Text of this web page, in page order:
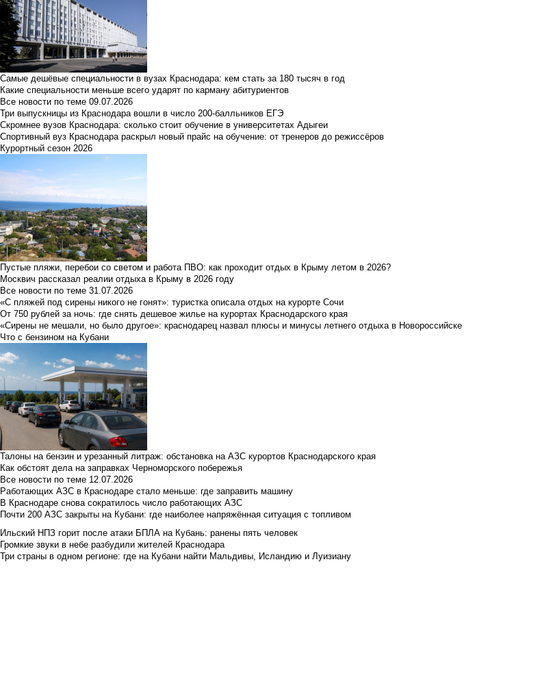
Самые дешёвые специальности в вузах Краснодара: кем стать за 180 тысяч в год
Какие специальности меньше всего ударят по карману абитуриентов
Все новости по теме 09.07.2026
Три выпускницы из Краснодара вошли в число 200-балльников ЕГЭ
Скромнее вузов Краснодара: сколько стоит обучение в университетах Адыгеи
Спортивный вуз Краснодара раскрыл новый прайс на обучение: от тренеров до режиссёров
Курортный сезон 2026
Пустые пляжи, перебои со светом и работа ПВО: как проходит отдых в Крыму летом в 2026?
Москвич рассказал реалии отдыха в Крыму в 2026 году
Все новости по теме 31.07.2026
«С пляжей под сирены никого не гонят»: туристка описала отдых на курорте Сочи
От 750 рублей за ночь: где снять дешевое жилье на курортах Краснодарского края
«Сирены не мешали, но было другое»: краснодарец назвал плюсы и минусы летнего отдыха в Новороссийске
Что с бензином на Кубани
Талоны на бензин и урезанный литраж: обстановка на АЗС курортов Краснодарского края
Как обстоят дела на заправках Черноморского побережья
Все новости по теме 12.07.2026
Работающих АЗС в Краснодаре стало меньше: где заправить машину
В Краснодаре снова сократилось число работающих АЗС
Почти 200 АЗС закрыты на Кубани: где наиболее напряжённая ситуация с топливом
Ильский НПЗ горит после атаки БПЛА на Кубань: ранены пять человек
Громкие звуки в небе разбудили жителей Краснодара
Три страны в одном регионе: где на Кубани найти Мальдивы, Исландию и Луизиану